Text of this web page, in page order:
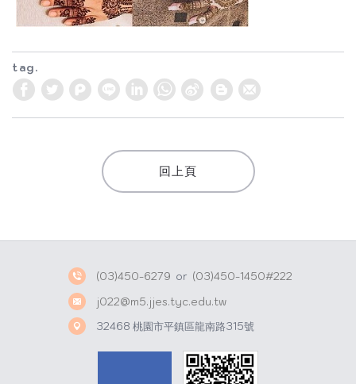
tag.
W
h
t
s
S
i
o
回上頁
(03)450-6279 or (03)450-1450#222
j022@m5.jjes.tyc.edu.tw
32468 桃園市平鎮區龍南路315號